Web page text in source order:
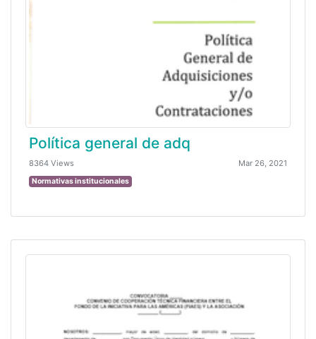
Política general de adq
8364 Views Mar 26, 2021
Normativas institucionales